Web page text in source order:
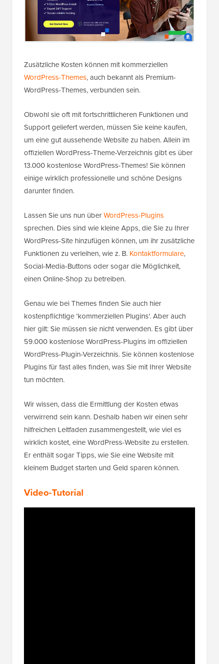
Zusätzliche Kosten können mit kommerziellen
WordPress-Themes, auch bekannt als Premium-
WordPress-Themes, verbunden sein.
Obwohl sie oft mit fortschrittlicheren Funktionen und
Support geliefert werden, müssen Sie keine kaufen,
um eine gut aussehende Website zu haben. Allein im
offiziellen WordPress-Theme-Verzeichnis gibt es über
13.000 kostenlose WordPress-Themes! Sie können
einige wirklich professionelle und schöne Designs
darunter finden.
Lassen Sie uns nun überWordPress-Plugins
sprechen. Dies sind wie kleine Apps, die Sie zu Ihrer
WordPress-Site hinzufügen können, um ihr zusätzliche
Funktionen zu verleihen, wie z. B. Kontaktformulare,
Social-Media-Buttons oder sogar die Möglichkeit,
einen Online-Shop zu betreiben.
Genau wie bei Themes finden Sie auch hier
kostenpflichtige 'kommerziellen Plugins'. Aber auch
hier gilt: Sie müssen sie nicht verwenden. Es gibt über
59.000 kostenlose WordPress-Plugins im offiziellen
WordPress-Plugin-Verzeichnis. Sie können kostenlose
Plugins für fast alles finden, was Sie mit Ihrer Website
tun möchten.
Wir wissen, dass die Ermittlung der Kosten etwas
verwirrend sein kann. Deshalb haben wir einen sehr
hilfreichen Leitfaden zusammengestellt, wie viel es
wirklich kostet, eine WordPress-Website zu erstellen.
Er enthält sogar Tipps, wie Sie eine Website mit
kleinem Budget starten und Geld sparen können.
Video-Tutorial